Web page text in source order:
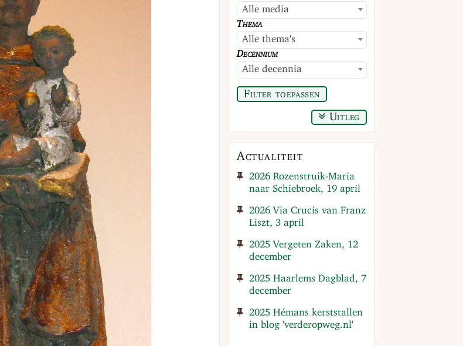
Alle media
Thema
Alle thema's
Decennium
Alle decennia
Filter toepassen
Uitleg
Actualiteit
2026 Rozenstruik-Maria
naar Schiebroek, 19 april
2026 Via Crucis van Franz
Liszt, 3 april
2025 Vergeten Zaken, 12
december
2025 Haarlems Dagblad, 7
december
2025 Hémans kerststallen
in blog 'verderopweg.nl'